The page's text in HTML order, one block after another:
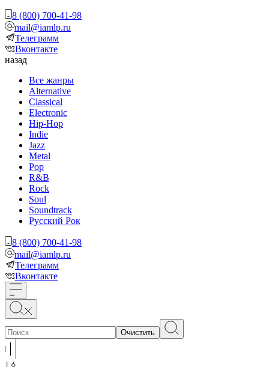
8 (800) 700-41-98
mail@iamlp.ru
Телеграмм
Вконтакте
назад
Все жанры
Alternative
Classical
Electronic
Hip-Hop
Indie
Jazz
Metal
Pop
R&B
Rock
Soul
Soundtrack
Русский Рок
8 (800) 700-41-98
mail@iamlp.ru
Телеграмм
Вконтакте
Очистить